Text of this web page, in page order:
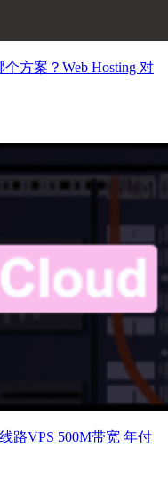
方案？Web Hosting 对
路VPS 500M带宽 年付